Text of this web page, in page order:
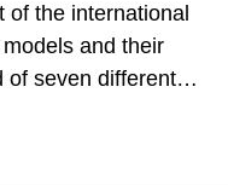
the international
and their
of seven different
(TUL), Seoul...